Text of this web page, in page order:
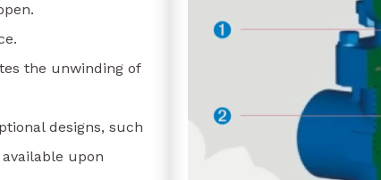
the unwinding of
designs, such
upon